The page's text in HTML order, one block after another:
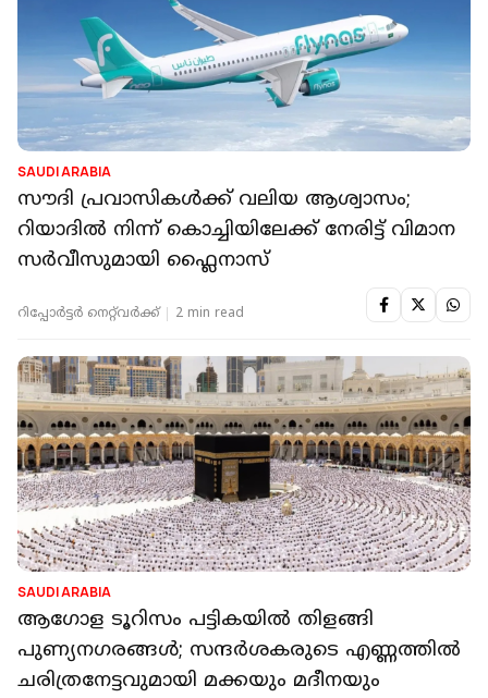
SAUDI ARABIA
സൗദി പ്രവാസികൾക്ക് വലിയ ആശ്വാസം;
റിയാദിൽ നിന്ന് കൊച്ചിയിലേക്ക് നേരിട്ട് വിമാന
സർവീസുമായി ഫ്ലൈനാസ്
റിപ്പോർട്ടർ നെറ്റ്‌വര്‍ക്ക്‌ 2 min read
SAUDI ARABIA
ആഗോള ടൂറിസം പട്ടികയിൽ തിളങ്ങി
പുണ്യനഗരങ്ങൾ; സന്ദർശകരുടെ എണ്ണത്തിൽ
ചരിത്രനേട്ടവുമായി മക്കയും മദീനയും